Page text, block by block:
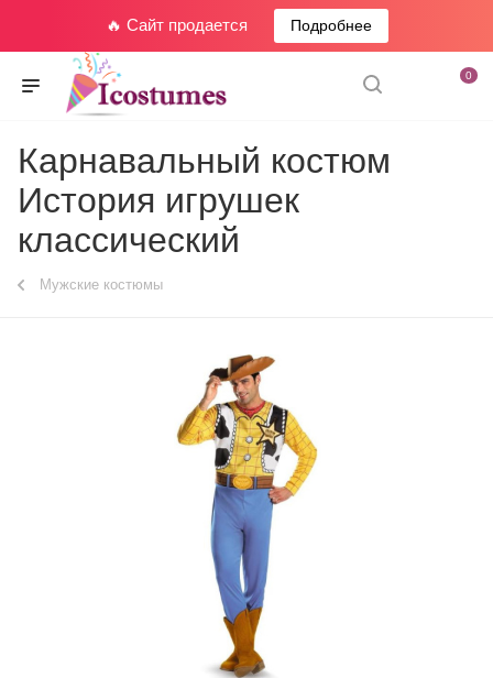
🔥 Сайт продается Подробнее
0
Карнавальный костюм
История игрушек
классический
Мужские костюмы